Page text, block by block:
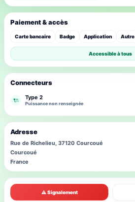
⚠ Signalement
Connecteurs
🔌 Type 2
Puissance non renseignée
Paiement & accès
Carte bancaire Badge Application Autre
Accessible à tous
Adresse
Rue de Richelieu, 37120 Courcoué
Courcoué
France